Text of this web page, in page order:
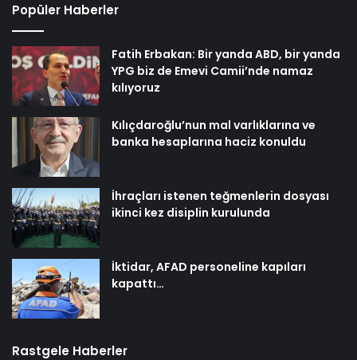
Popüler Haberler
Fatih Erbakan: Bir yanda ABD, bir yanda
YPG biz de Emevi Camii’nde namaz
kılıyoruz
Kılıçdaroğlu’nun mal varlıklarına ve
banka hesaplarına haciz konuldu
İhraçları istenen teğmenlerin dosyası
ikinci kez disiplin kurulunda
İktidar, AFAD personeline kapıları
kapattı…
Rastgele Haberler